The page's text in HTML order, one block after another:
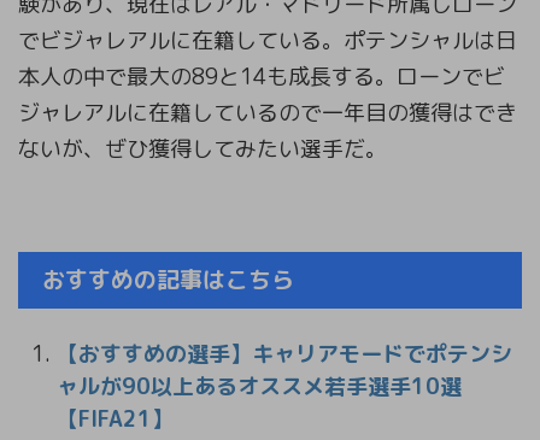
でビジャレアルに在籍している。ポテンシャルは日
本人の中で最大の89と14も成長する。ローンでビ
ジャレアルに在籍しているので一年目の獲得はでき
ないが、ぜひ獲得してみたい選手だ。
おすすめの記事はこちら
【おすすめの選手】キャリアモードでポテンシ
ャルが90以上あるオススメ若手選手10選
【FIFA21】